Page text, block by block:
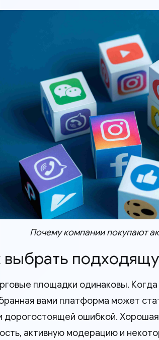
Почему компании покупают
выбрать
площадки одинаковы.
вами платформа может
дорогостоящей ошибкой.
активную модерацию и